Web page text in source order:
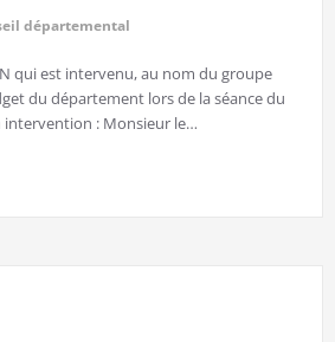
départemental
qui est intervenu, au nom du groupe
du département lors de la séance du
intervention : Monsieur le…